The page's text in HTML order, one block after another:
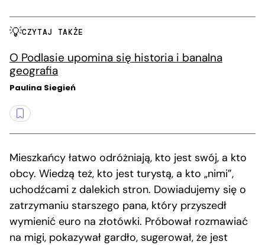
CZYTAJ TAKŻE
O Podlasie upomina się historia i banalna
geografia
Paulina Siegień
Mieszkańcy łatwo odróżniają, kto jest swój, a kto
obcy. Wiedzą też, kto jest turystą, a kto „nimi”,
uchodźcami z dalekich stron. Dowiadujemy się o
zatrzymaniu starszego pana, który przyszedł
wymienić euro na złotówki. Próbował rozmawiać
na migi, pokazywał gardło, sugerował, że jest